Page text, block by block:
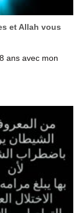
et Allah vous
ans avec mon